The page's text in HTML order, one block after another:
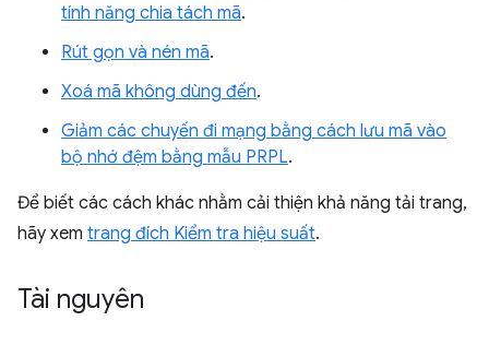
tính năng chia tách mã.
Rút gọn và nén mã.
Xoá mã không dùng đến.
Giảm các chuyến đi mạng bằng cách lưu mã vào
bộ nhớ đệm bằng mẫu PRPL.
Để biết các cách khác nhằm cải thiện khả năng tải trang,
hãy xem trang đích Kiểm tra hiệu suất.
Tài nguyên